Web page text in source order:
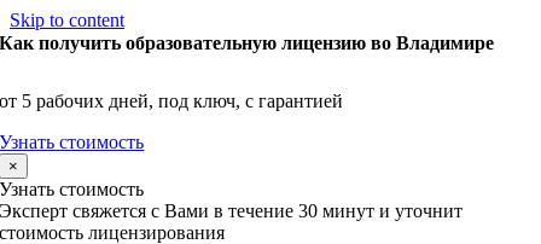
Skip to content
Как получить образовательную лицензию во Владимире
от 5 рабочих дней, под ключ, с гарантией
Узнать стоимость
×
Узнать стоимость
Эксперт свяжется с Вами в течение 30 минут и уточнит
стоимость лицензирования